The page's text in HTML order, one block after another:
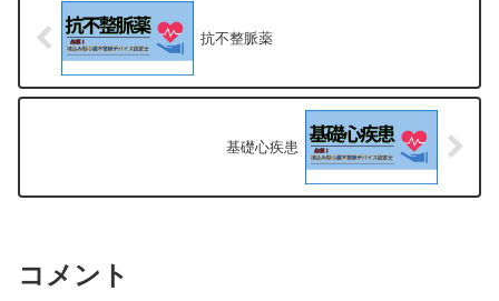
抗不整脈薬
基礎心疾患
コメント